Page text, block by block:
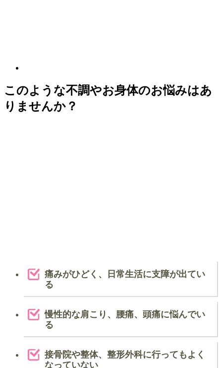
このような不調やお身体のお悩みはあ
りませんか？
痛みがひどく、日常生活に支障が出てい
る
慢性的な肩こり、腰痛、頭痛に悩んでい
る
接骨院や整体、整形外科に行ってもよく
なっていない